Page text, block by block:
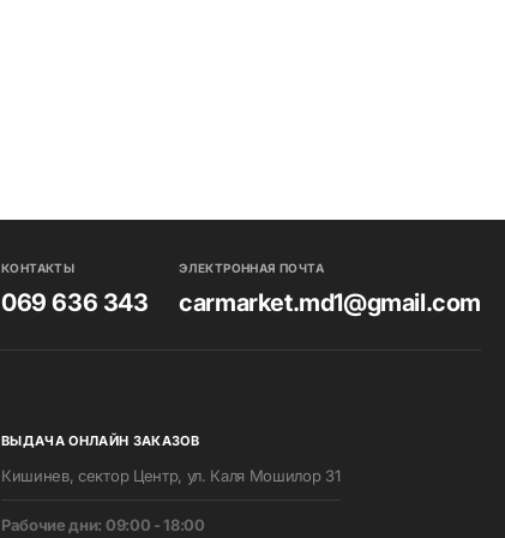
КОНТАКТЫ
069 636 343
ЭЛЕКТРОННАЯ ПОЧТА
carmarket.md1@gmail.com
ВЫДАЧА ОНЛАЙН ЗАКАЗОВ
Кишинев, сектор Центр, ул. Каля Мошилор 31
Pабочие дни: 09:00 - 18:00